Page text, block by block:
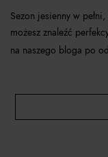
Sezon jesienny w
możesz znaleźć
na naszego bloga po